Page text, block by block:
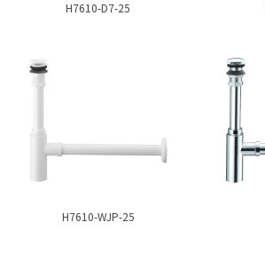
H7610-D7-25
H7610-WJP-25